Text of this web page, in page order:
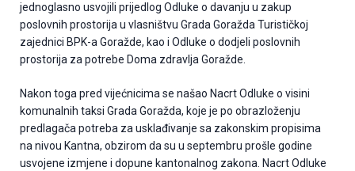
jednoglasno usvojili prijedlog Odluke o davanju u zakup
poslovnih prostorija u vlasništvu Grada Goražda Turističkoj
zajednici BPK-a Goražde, kao i Odluke o dodjeli poslovnih
prostorija za potrebe Doma zdravlja Goražde.
Nakon toga pred vijećnicima se našao Nacrt Odluke o visini
komunalnih taksi Grada Goražda, koje je po obrazloženju
predlagača potreba za usklađivanje sa zakonskim propisima
na nivou Kantna, obzirom da su u septembru prošle godine
usvojene izmjene i dopune kantonalnog zakona. Nacrt Odluke